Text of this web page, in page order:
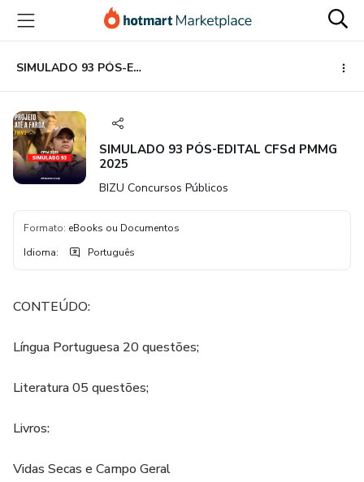
para
conteúdo
principal
para
pagamento
para
rodapé
SIMULADO 93 PÓS-EDITAL CFSd PMMG 2025
SIMULADO 93 PÓS-EDITAL CFSd PMMG
2025
BIZU Concursos Públicos
Formato: eBooks ou Documentos
Idioma: Português
CONTEÚDO:
Língua Portuguesa 20 questões;
Literatura 05 questões;
Livros:
Vidas Secas e Campo Geral